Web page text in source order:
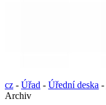
cz - Úřad - Úřední deska -
Archiv